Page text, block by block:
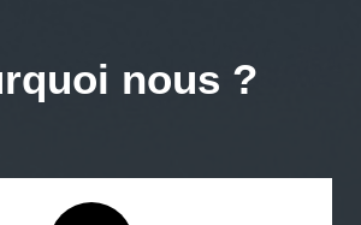
nous ?